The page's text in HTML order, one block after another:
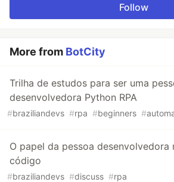
Follow
More from BotCity
Trilha de estudos para ser uma
desenvolvedora Python RPA
#braziliandevs #rpa #beginners #
O papel da pessoa desenvolvedora
código
#braziliandevs #discuss #rpa